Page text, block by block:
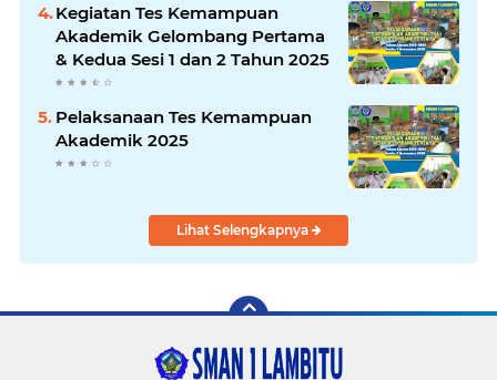
Kegiatan Tes Kemampuan
Akademik Gelombang Pertama
& Kedua Sesi 1 dan 2 Tahun 2025
Pelaksanaan Tes Kemampuan
Akademik 2025
Lihat Selengkapnya